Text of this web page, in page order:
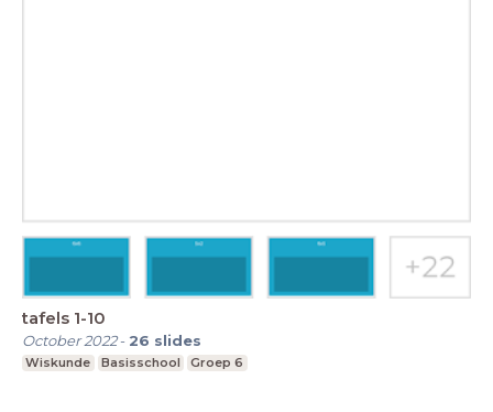
tafels 1-10
October 2022- 26 slides
Wiskunde Basisschool Groep 6